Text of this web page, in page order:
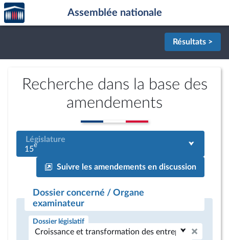
Aller au contenu
Aller en bas de la page
Accèder
à la
page
Assemblée nationale
Résultats >
Recherche dans la base des
amendements
Législature
15e
Suivre les amendements en discussion
Dossier concerné / Organe
examinateur
Dossier législatif